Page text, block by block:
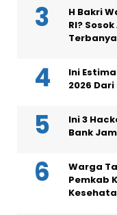
H Bakri
RI?
Ini
2026 Dari
Ini 3
Bank
Warga
Pemkab